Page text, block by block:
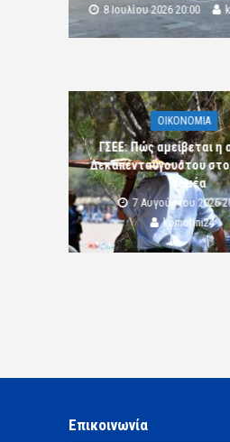
8 Ιουλίου 2026 20:00
OIKONOMIA
ΓΣΕΕ: Πώς αμείβεται η
Δεκαπενταύγουστου
τομέα
7 Αυγούστου 2026
komotini24
Επικοινωνία